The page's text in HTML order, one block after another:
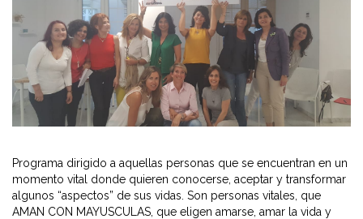
Programa dirigido a aquellas personas que se encuentran en un
momento vital donde quieren conocerse, aceptar y transformar
algunos “aspectos” de sus vidas. Son personas vitales, que
AMAN CON MAYUSCULAS, que eligen amarse, amar la vida y